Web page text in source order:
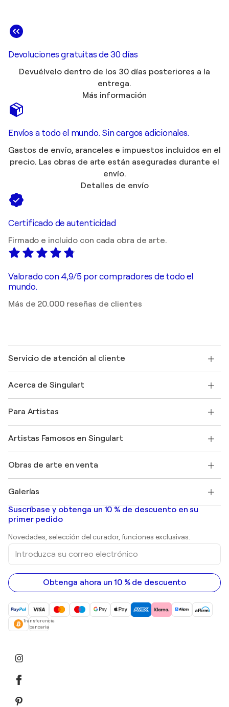
Devoluciones gratuitas de 30 días
Devuélvelo dentro de los 30 días posteriores a la
entrega.
Más información
Envíos a todo el mundo. Sin cargos adicionales.
Gastos de envío, aranceles e impuestos incluidos en el
precio. Las obras de arte están aseguradas durante el
envío.
Detalles de envío
Certificado de autenticidad
Firmado e incluido con cada obra de arte.
Valorado con 4,9/5 por compradores de todo el
mundo.
Más de 20.000 reseñas de clientes
Servicio de atención al cliente
Envío
Ofrecer una tarjeta regalo
Unirse a nuestro programa comercial
Mi cuenta
Protección al comprador
+34 911 23 97 81
Acerca de Singulart
faq
Revista Singulart
Empleos
Descubre arte original seleccionado
Para Artistas
Inicie sesión como Artista
Artistas Famosos en Singulart
Marc Chagall
Banksy
Mr. Brainwash
Shepard Fairey
Obras de arte en venta
Pinturas abstractas en venta
pinturas de paisajes
Huellas dactilares
pinturas acrílicas
Galerías
Galerías de arte en España
Suscríbase y obtenga un 10 % de descuento en su
primer pedido
Novedades, selección del curador, funciones exclusivas.
Introduzca
correo
electrónico
Obtenga ahora un 10 % de descuento
Transferencia
bancaria